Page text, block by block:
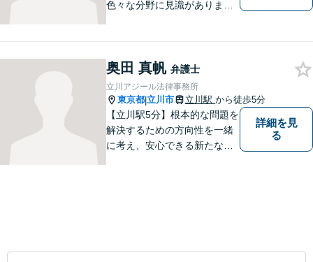
色々な分野に見識がありま
奥田 真帆 弁護士
立川アジール法律事務所
東京都|立川市 立川駅 から徒歩5分
【立川駅5分】根本的な問題を
解決するための方向性を一緒
に考え、安心できる新たなス
詳細を見
る